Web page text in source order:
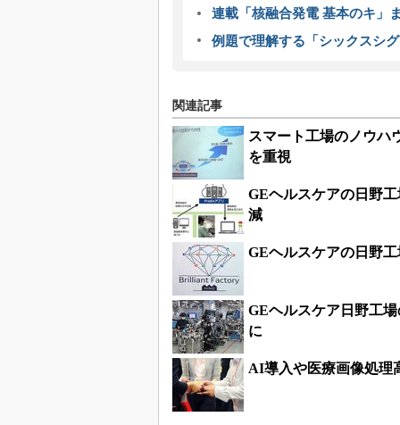
連載「核融合発電 基本のキ」
例題で理解する「シックスシ
関連記事
スマート工場のノウハ
を重視
GEヘルスケアの日野
減
GEヘルスケアの日野
GEヘルスケア日野工
に
AI導入や医療画像処理